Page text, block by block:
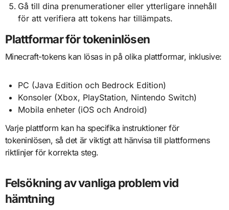
Gå till dina prenumerationer eller ytterligare innehåll
för att verifiera att tokens har tillämpats.
Plattformar för tokeninlösen
Minecraft-tokens kan lösas in på olika plattformar, inklusive:
PC (Java Edition och Bedrock Edition)
Konsoler (Xbox, PlayStation, Nintendo Switch)
Mobila enheter (iOS och Android)
Varje plattform kan ha specifika instruktioner för
tokeninlösen, så det är viktigt att hänvisa till plattformens
riktlinjer för korrekta steg.
Felsökning av vanliga problem vid
hämtning